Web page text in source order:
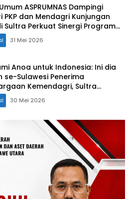
ASPRUMNAS Dampingi
PKP dan Mendagri Kunjungan
Sultra Perkuat Sinergi Program
Layak Huni dan Konsolidasi
31 Mei 2026
Anoa untuk Indonesia: Ini dia
se-Sulawesi Penerima
Kemendagri, Sultra
Ke-II
30 Mei 2026